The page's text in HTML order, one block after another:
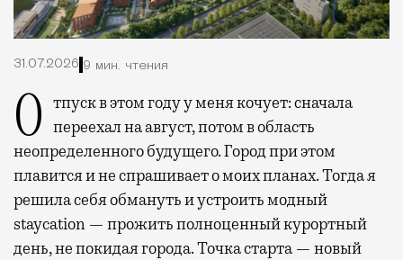
31.07.2026 9 мин. чтения
Отпуск в этом году у меня кочует: сначала переехал на август, потом в область
неопределенного будущего. Город при этом
плавится и не спрашивает о моих планах. Тогда я
решила себя обмануть и устроить модный
staycation — прожить полноценный курортный
день, не покидая города. Точка старта — новый